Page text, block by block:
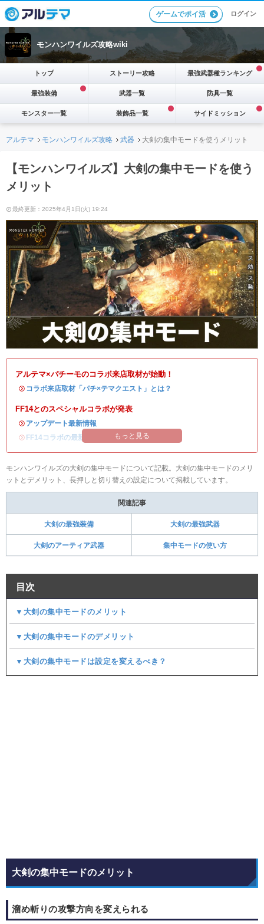
ゲームでポイ活 ログイン
モンハンワイルズ攻略wiki
トップ ストーリー攻略 最強武器種ランキング
最強装備 武器一覧 防具一覧
モンスター一覧 装飾品一覧 サイドミッション
アルテマ モンハンワイルズ攻略 武器 大剣の集中モードを使うメリット
【モンハンワイルズ】大剣の集中モードを使う
メリット
最終更新：2025年4月1日(火) 19:24
アルテマ×パチーモのコラボ来店取材が始動！
・ コラボ来店取材「パチ×テマクエスト」とは？
FF14とのスペシャルコラボが発表
・ アップデート最新情報
・ FF14コラボの最新情報 オメガ・プラネテス攻略
もっと見る
モンハンワイルズの大剣の集中モードについて記載。大剣の集中モードのメリ
ットとデメリット、長押しと切り替えの設定について掲載しています。
関連記事
大剣の最強装備 大剣の最強武器
大剣のアーティア武器 集中モードの使い方
目次
▼大剣の集中モードのメリット
▼大剣の集中モードのデメリット
▼大剣の集中モードは設定を変えるべき？
大剣の集中モードのメリット
溜め斬りの攻撃方向を変えられる